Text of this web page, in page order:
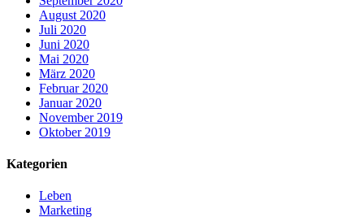
August 2020
Juli 2020
Juni 2020
Mai 2020
März 2020
Februar 2020
Januar 2020
November 2019
Oktober 2019
Kategorien
Leben
Marketing